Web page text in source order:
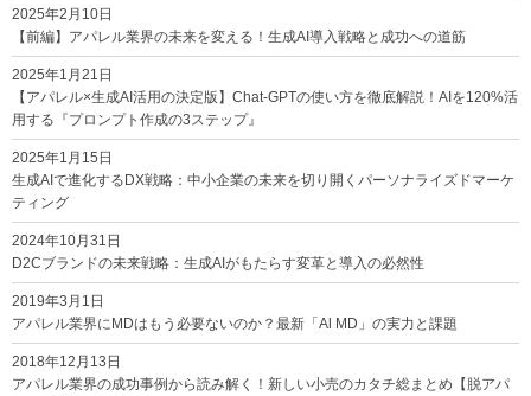
2025年2月10日
【前編】アパレル業界の未来を変える！生成AI導入戦略と成功への道筋
2025年1月21日
【アパレル×生成AI活用の決定版】Chat-GPTの使い方を徹底解説！AIを120%活
用する『プロンプト作成の3ステップ』
2025年1月15日
生成AIで進化するDX戦略：中小企業の未来を切り開くパーソナライズドマーケ
ティング
2024年10月31日
D2Cブランドの未来戦略：生成AIがもたらす変革と導入の必然性
2019年3月1日
アパレル業界にMDはもう必要ないのか？最新「Al MD」の実力と課題
2018年12月13日
アパレル業界の成功事例から読み解く！新しい小売のカタチ総まとめ【脱アパ